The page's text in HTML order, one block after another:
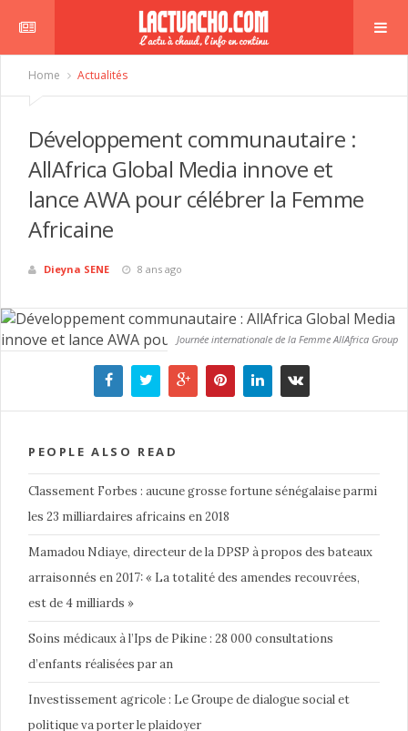
Home Actualités
Développement communautaire :
AllAfrica Global Media innove et
lance AWA pour célébrer la Femme
Africaine
Dieyna SENE 8 ans ago
Journée internationale de la Femme AllAfrica Group
PEOPLE ALSO READ
Classement Forbes : aucune grosse fortune sénégalaise parmi
les 23 milliardaires africains en 2018
Mamadou Ndiaye, directeur de la DPSP à propos des bateaux
arraisonnés en 2017: « La totalité des amendes recouvrées,
est de 4 milliards »
Soins médicaux à l’Ips de Pikine : 28 000 consultations
d’enfants réalisées par an
Investissement agricole : Le Groupe de dialogue social et
politique va porter le plaidoyer